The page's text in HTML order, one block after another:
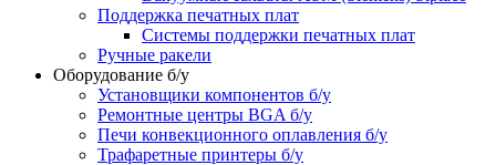
Поддержка печатных плат
Системы поддержки печатных плат
Ручные ракели
Оборудование б/у
Установщики компонентов б/у
Ремонтные центры BGA б/у
Печи конвекционного оплавления б/у
Трафаретные принтеры б/у